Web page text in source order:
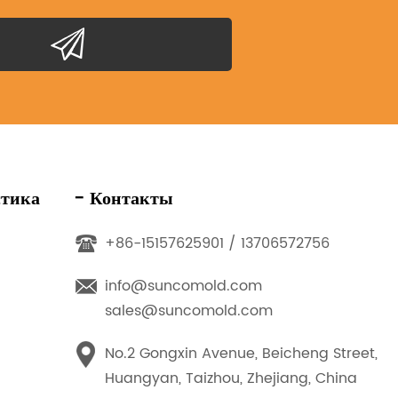
- Контакты
+86-15157625901 / 13706572756
info@suncomold.com
sales@suncomold.com
No.2 Gongxin Avenue, Beicheng Street,
Huangyan, Taizhou, Zhejiang, China